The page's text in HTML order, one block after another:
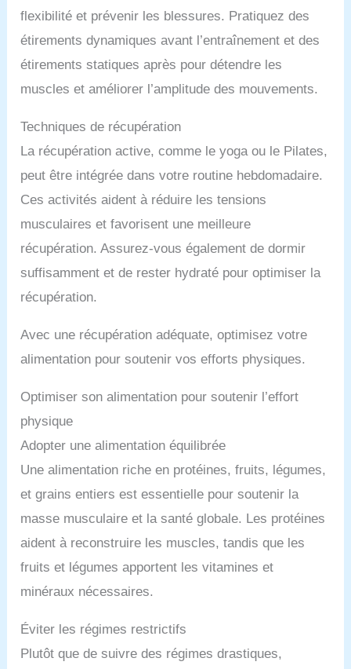
flexibilité et prévenir les blessures. Pratiquez des
étirements dynamiques avant l’entraînement et des
étirements statiques après pour détendre les
muscles et améliorer l’amplitude des mouvements.
Techniques de récupération
La récupération active, comme le yoga ou le Pilates,
peut être intégrée dans votre routine hebdomadaire.
Ces activités aident à réduire les tensions
musculaires et favorisent une meilleure
récupération. Assurez-vous également de dormir
suffisamment et de rester hydraté pour optimiser la
récupération.
Avec une récupération adéquate, optimisez votre
alimentation pour soutenir vos efforts physiques.
Optimiser son alimentation pour soutenir l’effort
physique
Adopter une alimentation équilibrée
Une alimentation riche en protéines, fruits, légumes,
et grains entiers est essentielle pour soutenir la
masse musculaire et la santé globale. Les protéines
aident à reconstruire les muscles, tandis que les
fruits et légumes apportent les vitamines et
minéraux nécessaires.
Éviter les régimes restrictifs
Plutôt que de suivre des régimes drastiques,